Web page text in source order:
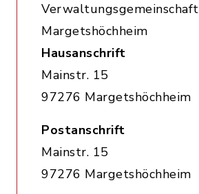
Verwaltungsgemeinschaft
Margetshöchheim
Hausanschrift
Mainstr. 15
97276 Margetshöchheim
Postanschrift
Mainstr. 15
97276 Margetshöchheim